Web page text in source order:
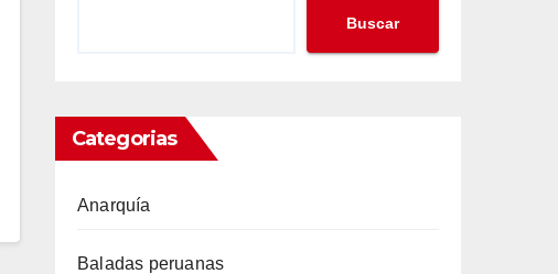
Buscar
Categorias
Anarquía
Baladas peruanas